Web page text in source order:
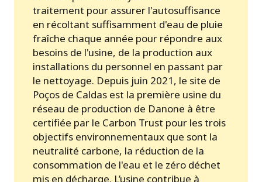
traitement pour assurer l'autosuffisance
en récoltant suffisamment d'eau de pluie
fraîche chaque année pour répondre aux
besoins de l'usine, de la production aux
installations du personnel en passant par
le nettoyage. Depuis juin 2021, le site de
Poços de Caldas est la première usine du
réseau de production de Danone à être
certifiée par le Carbon Trust pour les trois
objectifs environnementaux que sont la
neutralité carbone, la réduction de la
consommation de l'eau et le zéro déchet
mis en décharge. L’usine contribue à